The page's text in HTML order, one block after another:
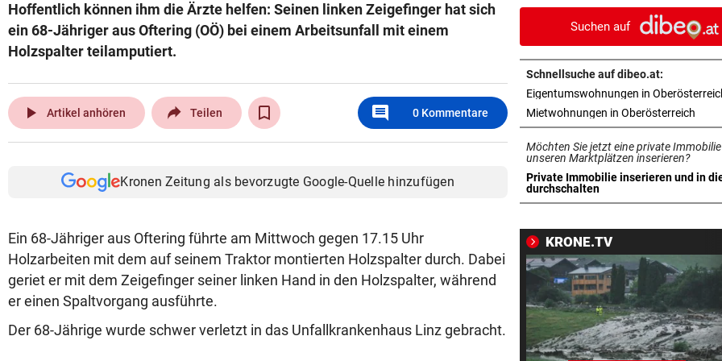
Hoffentlich können ihm die Ärzte helfen: Seinen linken Zeigefinger hat sich
ein 68-Jähriger aus Oftering (OÖ) bei einem Arbeitsunfall mit einem
Holzspalter teilamputiert.
play_arrow Artikel anhören Teilen comment 0 Kommentare
Kronen Zeitung als bevorzugte Google-Quelle hinzufügen
Ein 68-Jähriger aus Oftering führte am Mittwoch gegen 17.15 Uhr
Holzarbeiten mit dem auf seinem Traktor montierten Holzspalter durch. Dabei
geriet er mit dem Zeigefinger seiner linken Hand in den Holzspalter, während
er einen Spaltvorgang ausführte.
Der 68-Jährige wurde schwer verletzt in das Unfallkrankenhaus Linz gebracht.
jetzt verschärft
CHEF VON VERSICHERUNG: vor
„Ein kalkulierbares Wetter
nicht mehr“
IM STRÖMENDEN REGEN
Herrl und Hund flogen mit
über Leitschiene
FAZIT NACH EINEM MONAT
Kunden ist das egal“
MYSTERIÖSE „GRAFFITIS“ vor 8
Zugezogener Linksextremer
Schmierfink entlarvt
VON HOF VERSCHWUNDEN vor
Suchen auf
Schnellsuche auf dibeo.at:
Eigentumswohnungen in
Mietwohnungen in Oberösterreich
Möchten Sie jetzt eine private
unseren Marktplätzen inserieren?
Private Immobilie inserieren und in
durchschalten
in neuem Tab öffnen
KRONE.TV